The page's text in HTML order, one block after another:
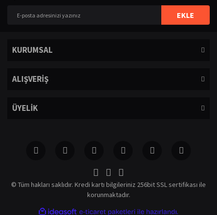
Ürün fiyatı diğer sitelerden daha pahalı.
EKLE
KURUMSAL
ALIŞVERİŞ
ÜYELİK
© Tüm hakları saklıdır. Kredi kartı bilgileriniz 256bit SSL sertifikası ile
korunmaktadır.
ideasoft e-